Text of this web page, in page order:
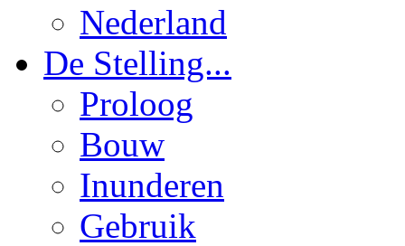
Nederland
De Stelling...
Proloog
Bouw
Inunderen
Gebruik